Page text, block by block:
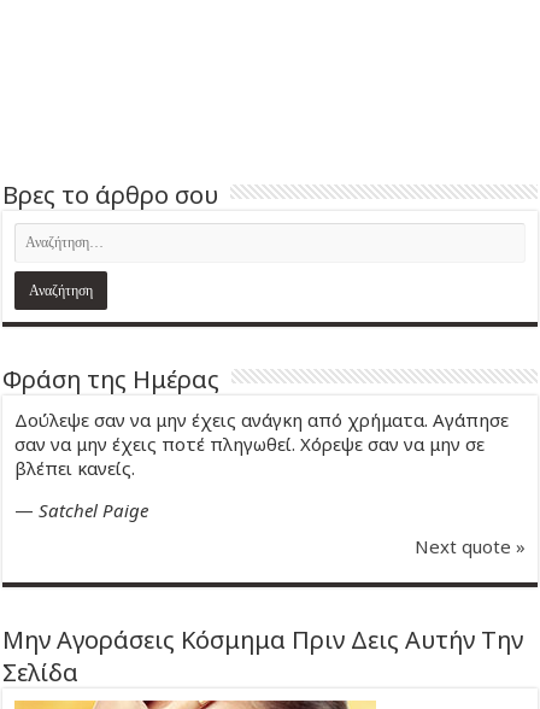
Βρες το άρθρο σου
Φράση της Ημέρας
Δούλεψε σαν να μην έχεις ανάγκη από χρήματα. Αγάπησε
σαν να μην έχεις ποτέ πληγωθεί. Χόρεψε σαν να μην σε
βλέπει κανείς.
—Satchel Paige
Next quote »
Μην Αγοράσεις Κόσμημα Πριν Δεις Αυτήν Την
Σελίδα